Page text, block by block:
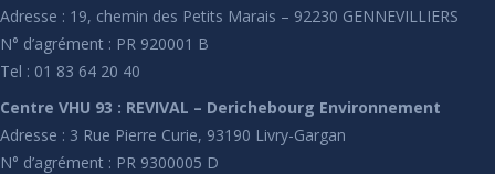
Adresse : 19, chemin des Petits Marais – 92230 GENNEVILLIERS
N° d’agrément : PR 920001 B
Tel : 01 83 64 20 40
Centre VHU 93 : REVIVAL – Derichebourg Environnement
Adresse : 3 Rue Pierre Curie, 93190 Livry-Gargan
N° d’agrément : PR 9300005 D